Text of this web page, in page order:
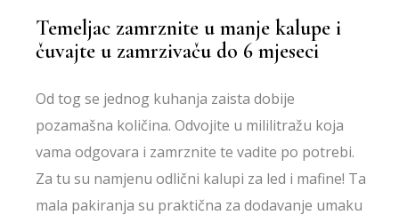
Temeljac zamrznite u manje kalupe i
čuvajte u zamrzivaču do 6 mjeseci
Od tog se jednog kuhanja zaista dobije
pozamašna količina. Odvojite u mililitražu koja
vama odgovara i zamrznite te vadite po potrebi.
Za tu su namjenu odlični kalupi za led i mafine! Ta
mala pakiranja su praktična za dodavanje umaku